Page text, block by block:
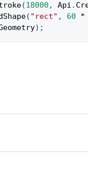
(18000 , Api .
( "rect" , 60 *
) ;